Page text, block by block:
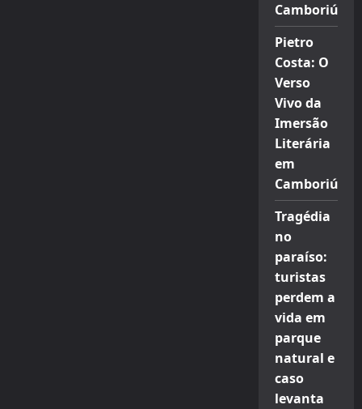
Camboriú
Pietro
Costa: O
Verso
Vivo da
Imersão
Literária
em
Camboriú
Tragédia
no
paraíso:
turistas
perdem a
vida em
parque
natural e
caso
levanta